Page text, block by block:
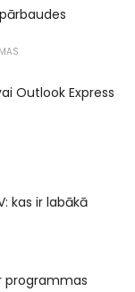
Outlook Express
kas ir labākā
programmas